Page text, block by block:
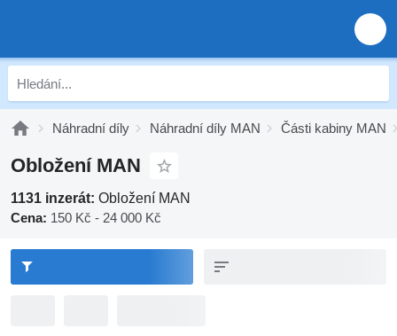
Náhradní díly Náhradní díly MAN Části kabiny MAN
Obložení MAN
1131 inzerát: Obložení MAN
Cena: 150 Kč - 24 000 Kč